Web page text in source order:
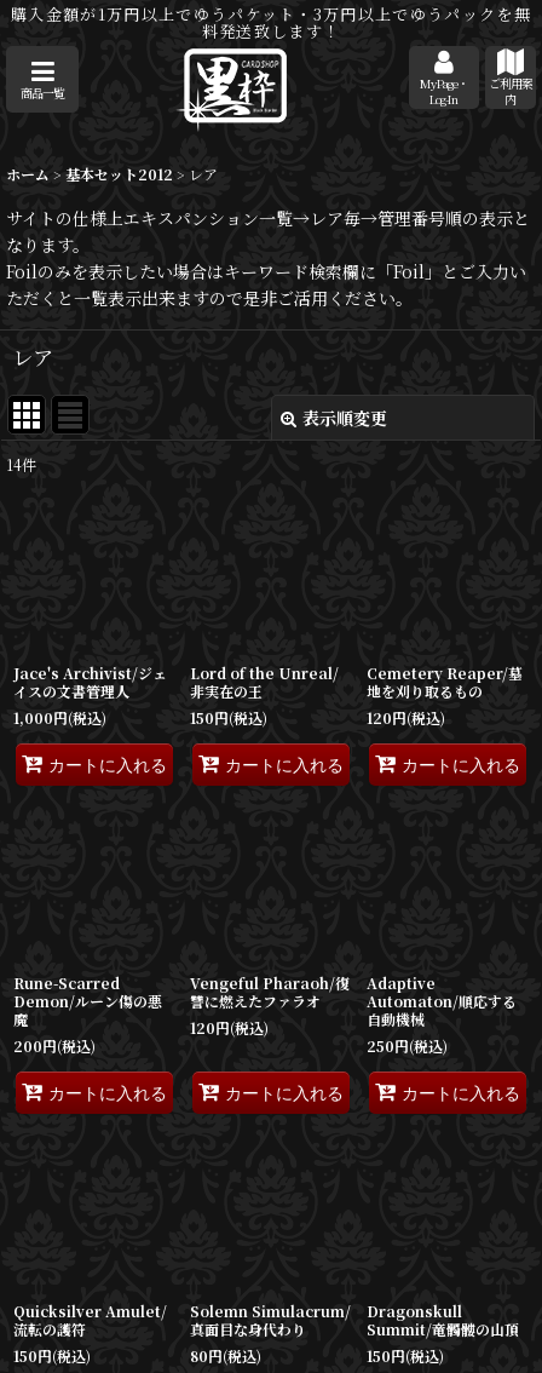
購入金額が1万円以上でゆうパケット・3万円以上でゆうパックを無
料発送致します！
商品一覧
MyPage・
Log-In
ご利用案
内
ホーム > 基本セット2012 > レア
サイトの仕様上エキスパンション一覧→レア毎→管理番号順の表示と
なります。
Foilのみを表示したい場合はキーワード検索欄に「Foil」とご入力い
ただくと一覧表示出来ますので是非ご活用ください。
レア
表示順変更
14件
Jace's Archivist/ジェ
イスの文書管理人
1,000円(税込)
カートに入れる
Lord of the Unreal/
非実在の王
150円(税込)
カートに入れる
Cemetery Reaper/墓
地を刈り取るもの
120円(税込)
カートに入れる
Rune-Scarred
Demon/ルーン傷の悪
魔
200円(税込)
カートに入れる
Vengeful Pharaoh/復
讐に燃えたファラオ
120円(税込)
カートに入れる
Adaptive
Automaton/順応する
自動機械
250円(税込)
カートに入れる
Quicksilver Amulet/
流転の護符
150円(税込)
Solemn Simulacrum/
真面目な身代わり
80円(税込)
Dragonskull
Summit/竜髑髏の山頂
150円(税込)